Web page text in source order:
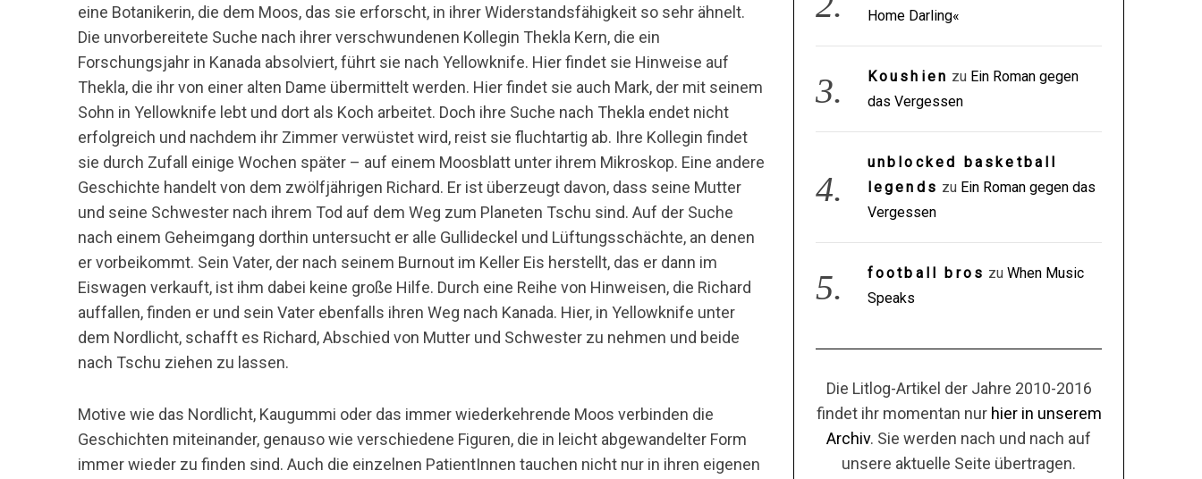
eine Botanikerin, die dem Moos, das sie erforscht, in ihrer Widerstandsfähigkeit so sehr ähnelt.
Die unvorbereitete Suche nach ihrer verschwundenen Kollegin Thekla Kern, die ein
Forschungsjahr in Kanada absolviert, führt sie nach Yellowknife. Hier findet sie Hinweise auf
Thekla, die ihr von einer alten Dame übermittelt werden. Hier findet sie auch Mark, der mit seinem
Sohn in Yellowknife lebt und dort als Koch arbeitet. Doch ihre Suche nach Thekla endet nicht
erfolgreich und nachdem ihr Zimmer verwüstet wird, reist sie fluchtartig ab. Ihre Kollegin findet
sie durch Zufall einige Wochen später – auf einem Moosblatt unter ihrem Mikroskop. Eine andere
Geschichte handelt von dem zwölfjährigen Richard. Er ist überzeugt davon, dass seine Mutter
und seine Schwester nach ihrem Tod auf dem Weg zum Planeten Tschu sind. Auf der Suche
nach einem Geheimgang dorthin untersucht er alle Gullideckel und Lüftungsschächte, an denen
er vorbeikommt. Sein Vater, der nach seinem Burnout im Keller Eis herstellt, das er dann im
Eiswagen verkauft, ist ihm dabei keine große Hilfe. Durch eine Reihe von Hinweisen, die Richard
auffallen, finden er und sein Vater ebenfalls ihren Weg nach Kanada. Hier, in Yellowknife unter
dem Nordlicht, schafft es Richard, Abschied von Mutter und Schwester zu nehmen und beide
nach Tschu ziehen zu lassen.
Motive wie das Nordlicht, Kaugummi oder das immer wiederkehrende Moos verbinden die
Geschichten miteinander, genauso wie verschiedene Figuren, die in leicht abgewandelter Form
immer wieder zu finden sind. Auch die einzelnen PatientInnen tauchen nicht nur in ihren eigenen
Home Darling«
Koushien zu Ein Roman gegen
das Vergessen
unblocked basketball
legends zu Ein Roman gegen das
Vergessen
football bros zuWhen Music
Speaks
Die Litlog-Artikel der Jahre 2010-2016
findet ihr momentan nur hier in unserem
Archiv. Sie werden nach und nach auf
unsere aktuelle Seite übertragen.